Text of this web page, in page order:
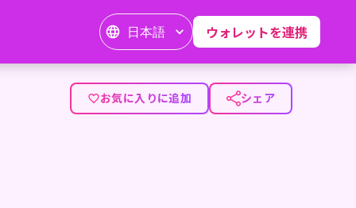
日本語 ウォレットを連携
お気に入りに追加 シェア